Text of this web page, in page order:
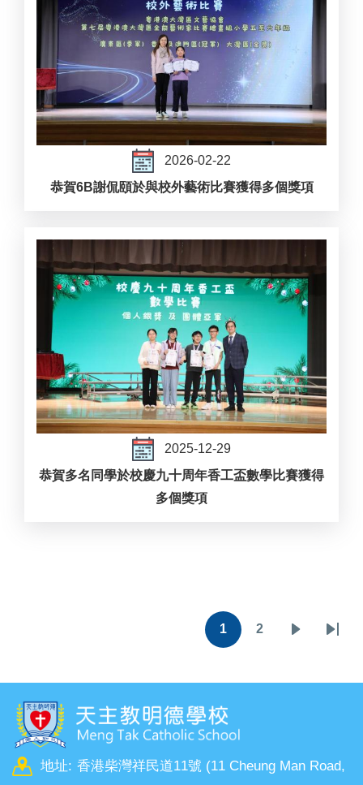
2026-02-22
恭賀6B謝侃頤於與校外藝術比賽獲得多個獎項
2025-12-29
恭賀多名同學於校慶九十周年香工盃數學比賽獲得
多個獎項
目
頁
面
1 2
頁
Last
地址: 香港柴灣祥民道11號 (11 Cheung Man Road,